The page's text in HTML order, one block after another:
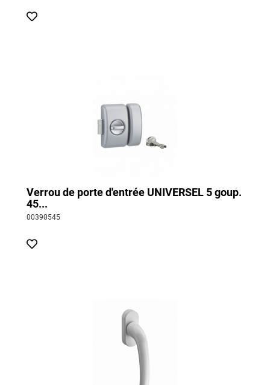
Verrou de porte d'entrée UNIVERSEL 5 goup.
45...
00390545